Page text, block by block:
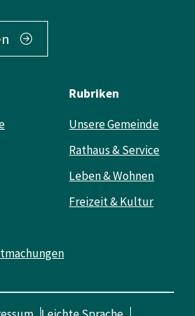
Rubriken
Unsere Gemeinde
Rathaus & Service
Leben & Wohnen
Freizeit & Kultur